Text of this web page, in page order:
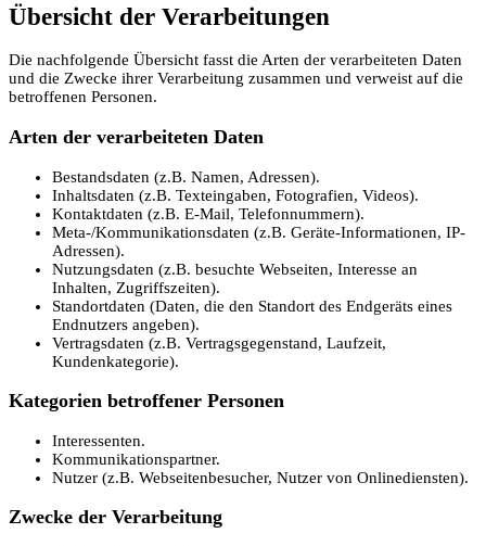
Übersicht der Verarbeitungen
Die nachfolgende Übersicht fasst die Arten der verarbeiteten Daten
und die Zwecke ihrer Verarbeitung zusammen und verweist auf die
betroffenen Personen.
Arten der verarbeiteten Daten
Bestandsdaten (z.B. Namen, Adressen).
Inhaltsdaten (z.B. Texteingaben, Fotografien, Videos).
Kontaktdaten (z.B. E-Mail, Telefonnummern).
Meta-/Kommunikationsdaten (z.B. Geräte-Informationen, IP-
Adressen).
Nutzungsdaten (z.B. besuchte Webseiten, Interesse an
Inhalten, Zugriffszeiten).
Standortdaten (Daten, die den Standort des Endgeräts eines
Endnutzers angeben).
Vertragsdaten (z.B. Vertragsgegenstand, Laufzeit,
Kundenkategorie).
Kategorien betroffener Personen
Interessenten.
Kommunikationspartner.
Nutzer (z.B. Webseitenbesucher, Nutzer von Onlinediensten).
Zwecke der Verarbeitung